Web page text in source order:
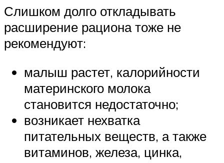
Слишком долго откладывать
расширение рациона тоже не
рекомендуют:
малыш растет, калорийности
материнского молока
становится недостаточно;
возникает нехватка
питательных веществ, а также
витаминов, железа, цинка,